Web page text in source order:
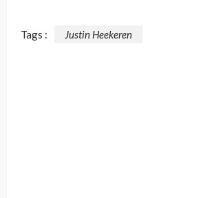
Tags : Justin Heekeren